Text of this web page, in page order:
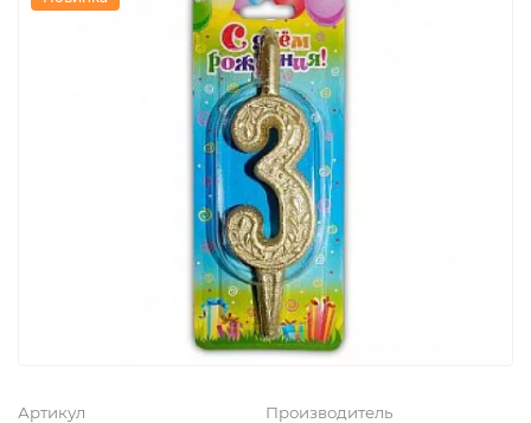
Артикул Производитель